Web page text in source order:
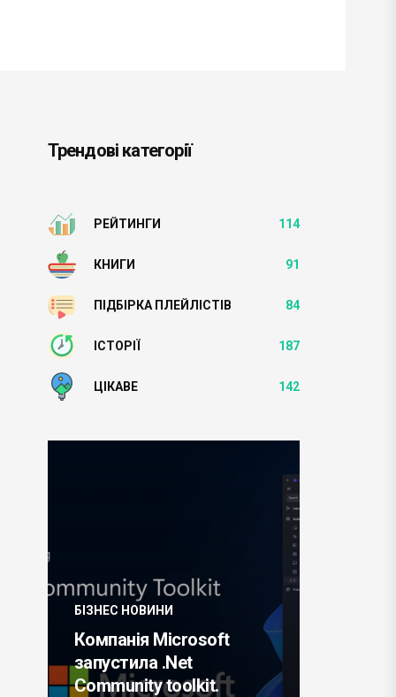
Трендові категорії
РЕЙТИНГИ 114
КНИГИ 91
ПІДБІРКА ПЛЕЙЛІСТІВ 84
ІСТОРІЇ 187
ЦІКАВЕ 142
БІЗНЕС НОВИНИ
Компанія Microsoft
запустила .Net
Community toolkit.